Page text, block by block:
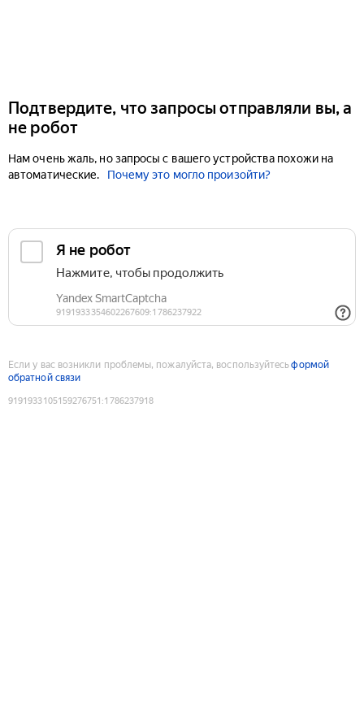
Подтвердите, что запросы отправляли вы, а
не робот
Нам очень жаль, но запросы с вашего устройства похожи на
автоматические.
Почему это могло произойти?
Если у вас возникли проблемы, пожалуйста, воспользуйтесьформой
обратной связи
9191933105159276751 :1786237918